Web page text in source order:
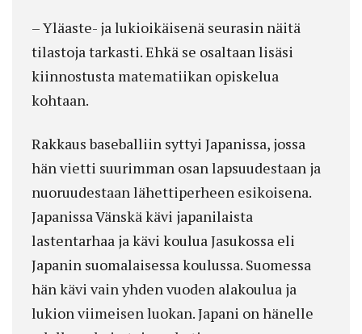
– Yläaste- ja lukioikäisenä seurasin näitä
tilastoja tarkasti. Ehkä se osaltaan lisäsi
kiinnostusta matematiikan opiskelua
kohtaan.
Rakkaus baseballiin syttyi Japanissa, jossa
hän vietti suurimman osan lapsuudestaan ja
nuoruudestaan lähettiperheen esikoisena.
Japanissa Vänskä kävi japanilaista
lastentarhaa ja kävi koulua Jasukossa eli
Japanin suomalaisessa koulussa. Suomessa
hän kävi vain yhden vuoden alakoulua ja
lukion viimeisen luokan. Japani on hänelle